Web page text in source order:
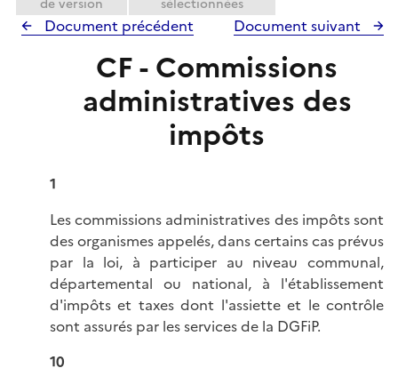
de version sélectionnées
Document précédent Document suivant
CF - Commissions
administratives des
impôts
1
Les commissions administratives des impôts sont
des organismes appelés, dans certains cas prévus
par la loi, à participer au niveau communal,
départemental ou national, à l'établissement
d'impôts et taxes dont l'assiette et le contrôle
sont assurés par les services de la DGFiP.
10